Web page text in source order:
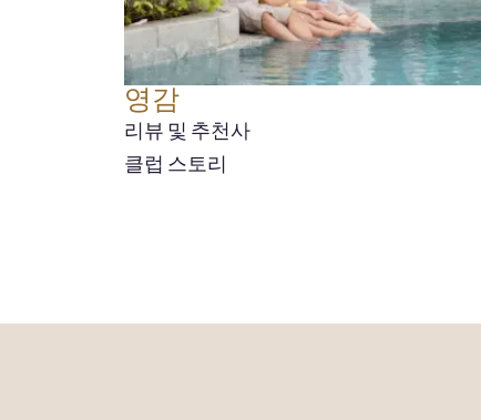
영감
리뷰 및 추천사
클럽 스토리